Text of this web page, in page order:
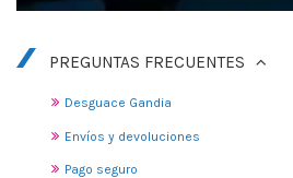
PREGUNTAS FRECUENTES
Desguace Gandia
Envíos y devoluciones
Pago seguro